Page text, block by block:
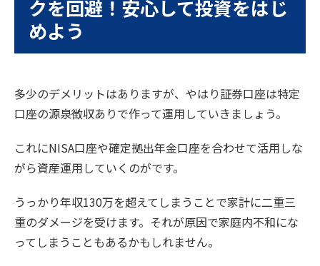
クを回避！安心して投資をはじ
めよう
多少のデメリットはありますが、やはり証券口座は特定
口座の源泉徴収ありで作って運用していきましょう。
これにNISA口座や確定拠出年金口座を合わせて活用しな
がら資産運用していくのがです。
うっかり年収130万を超えてしまうことで家計に二重三
重のダメージを受けます。それが原因で家庭内不和にな
ってしまうこともあるかもしれません。